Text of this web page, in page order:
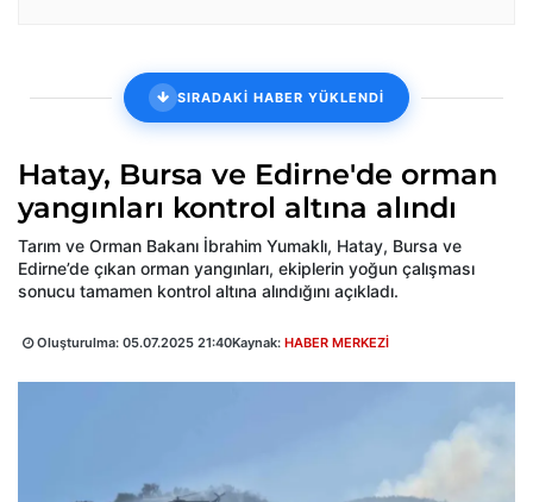
SIRADAKİ HABER YÜKLENDİ
Hatay, Bursa ve Edirne'de orman
yangınları kontrol altına alındı
Tarım ve Orman Bakanı İbrahim Yumaklı, Hatay, Bursa ve
Edirne’de çıkan orman yangınları, ekiplerin yoğun çalışması
sonucu tamamen kontrol altına alındığını açıkladı.
Oluşturulma: 05.07.2025 21:40Kaynak: HABER MERKEZİ